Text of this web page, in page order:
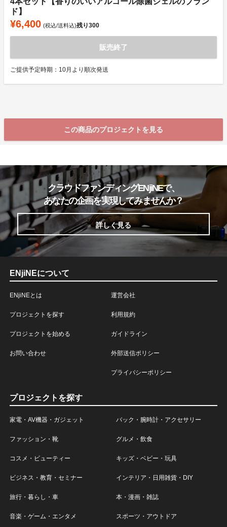
ド】
¥6,400 (税込/送料込)残り300
販売終了
ご提供予定時期：10月より順次発送
この商品のプロジェクトを見る
クラウドファンディングENjiNEで、
あなたの企画を実現してみませんか？
詳しく見る
ENjiNEについて
ENjiNEとは
プロジェクトを探す
プロジェクトを始める
お問い合わせ
運営会社
利用規約
ガイドライン
外部送信ポリシー
プライバシーポリシー
プロジェクトを探す
家電・AV機器・ガジェット バック・腕時計・アクセサリー
ファッション・靴 グルメ・飲食
コスメ・ビューティー キッズ・ベビー・玩具
ビジネス・教育・セミナー インテリア・日用雑貨・DIY
旅行・暮らし・車 本・漫画・雑誌
音楽・ゲーム・エンタメ スポーツ・アウトドア